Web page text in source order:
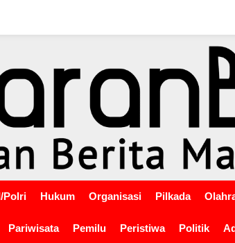
Polri Hukum Organisasi Pilkada
Pariwisata Pemilu Peristiwa Politik